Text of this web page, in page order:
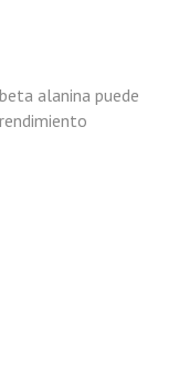
alanina puede